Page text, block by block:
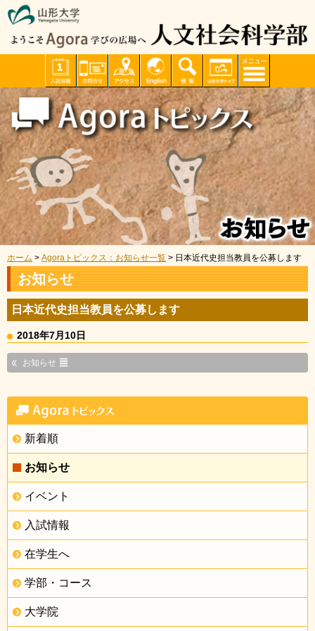
ホーム > Agoraトピックス：お知らせ一覧 > 日本近代史担当教員を公募します
お知らせ
日本近代史担当教員を公募します
2018年7月10日
お知らせ
新着順
お知らせ
イベント
入試情報
在学生へ
学部・コース
大学院